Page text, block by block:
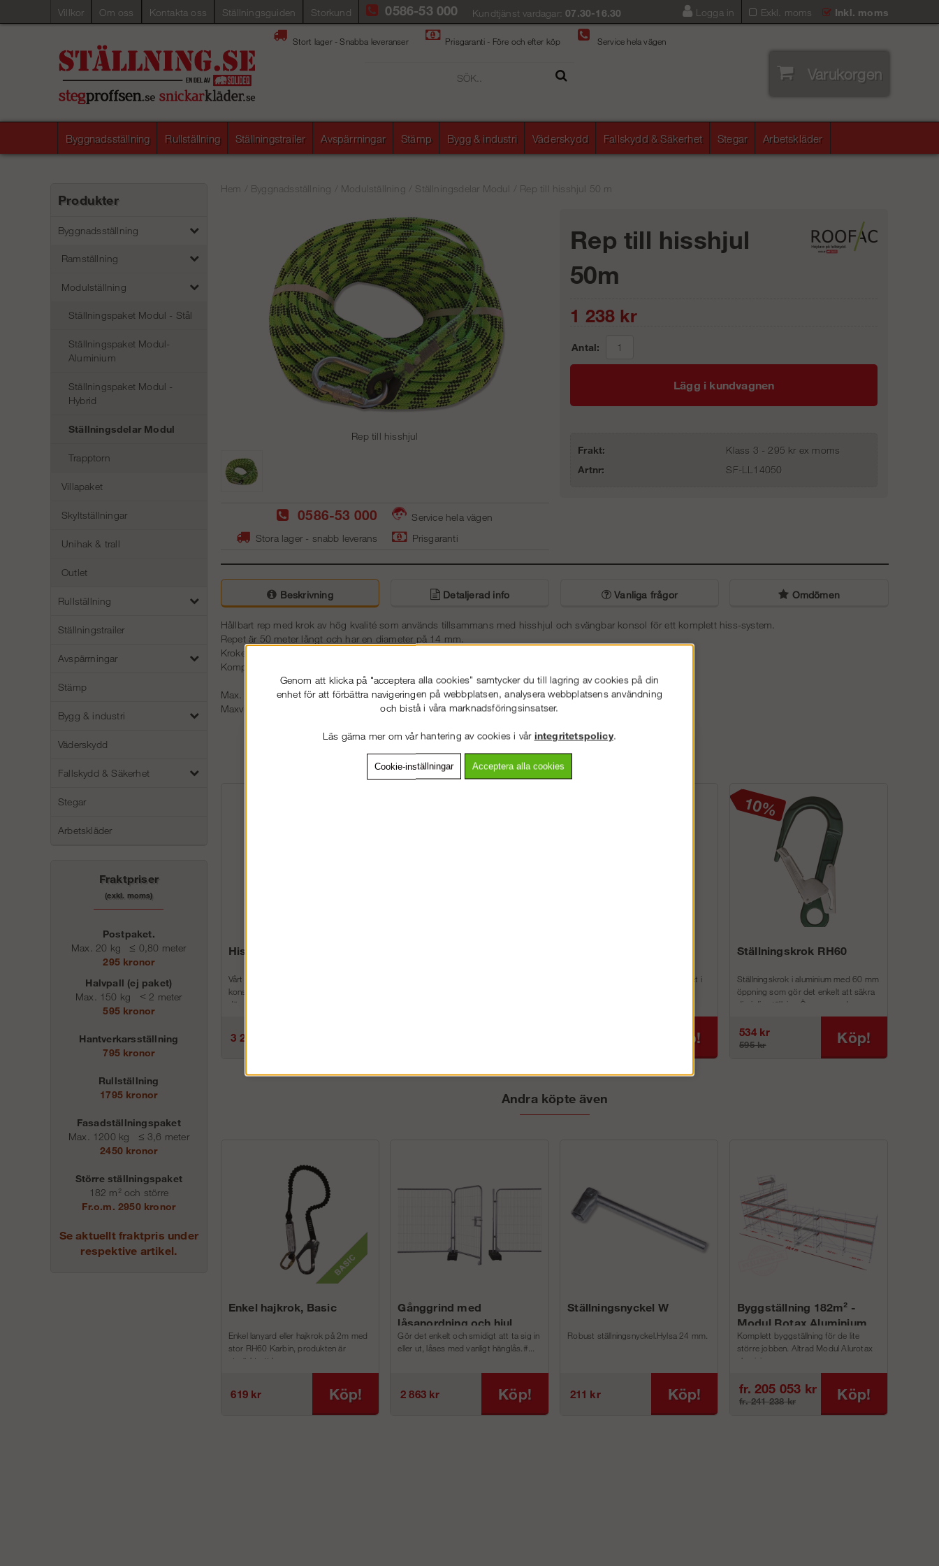
Villkor Om oss Kontakta oss Ställningsguiden Storkund Exkl. moms Inkl. moms
0586-53 000 Kundtjänst vardagar:07.30-16.30 Logga in
Stort lager - Snabba leveranser Prisgaranti - Före och efter köp Service hela vägen
Varukorgen
Byggnadsställning Rullställning Ställningstrailer Avspärrningar Stämp Bygg & industri Väderskydd Fallskydd & Säkerhet Stegar Arbetskläder
Produkter
Byggnadsställning
Ramställning
Modulställning
Ställningspaket Modul - Stål
Ställningspaket Modul-
Aluminium
Ställningspaket Modul -
Hybrid
Ställningsdelar Modul
Trapptorn
Villapaket
Skyltställningar
Unihak & trall
Outlet
Rullställning
Ställningstrailer
Avspärrningar
Stämp
Bygg & industri
Väderskydd
Fallskydd & Säkerhet
Stegar
Arbetskläder
Fraktpriser
(exkl. moms)
Postpaket.
Max. 20 kg
≤ 0,80 meter
295 kronor
Halvpall (ej paket)
Max. 150 kg < 2 meter
595 kronor
Hantverkarsställning
795 kronor
Rullställning
1795 kronor
Fasadställningspaket
Max. 1200 kg
≤ 3,6 meter
2450 kronor
Större ställningspaket
182 m² och större
Fr.o.m. 2950 kronor
Se aktuellt fraktpris under
respektive artikel.
Hem Byggnadsställning Modulställning Ställningsdelar Modul Rep till hisshjul 50 m
Rep till hisshjul
0586-53 000
Service hela vägen
Stora lager - snabb leverans
Prisgaranti
Rep till hisshjul
50m
1 238 kr
Antal:
Lägg i kundvagnen
Frakt:
Klass 3 - 295 kr ex moms
Artnr:
SF-LL14050
Beskrivning Detaljerad info Vanliga frågor Omdömen
Hållbart rep med krok av hög kvalité som används tillsammans med hisshjul ochsvängbar konsol för ett komplett hiss-system.
Repet är 50 meter långt och har en diameter på 14 mm.
Kroken är låsbar och har en öppning på 18 mm.
Komponenterna till hiss-systemet passar både till våra ram- och modulställningar.
Max. brottgräns för repet är 3 925 kg.
Maxvikten för material som hissas i hisshjulet är 150 kg.
Tillbehör
Hiss-system komplett
Vårt hiss-system innehåller svängbar
konsol, hisshjul, rep & smidig väska
där du kan förvara exempelvis rep o...
3 238 kr
Konsolen gör att du får ut hisshjulet i
Köp!
Ställningskrok RH60
Ställningskrok i aluminium med 60 mm
öppning som gör det enkelt att säkra
dig i din ställning.Öppnas med
534 kr
595 kr Köp!
Andra köpte även
Enkel hajkrok, Basic
Enkel lanyard eller hajkrok på 2m med
stor RH60 Karbin, produkten är
utmärkt att ha...
619 kr Köp!
Gånggrind med
låsanordning och hjul
Gör det enkelt och smidigt att ta sig in
eller ut, låses med vanligt hänglås.#...
2 863 kr Köp!
Ställningsnyckel W
Robust ställningsnyckel.Hylsa 24 mm.
211 kr Köp!
Byggställning 182m² -
Modul Rotax Aluminium
Komplett byggställning för de lite
större jobben. Altrad Modul Alurotax
aluminium p...
fr. 205 053 kr
fr. 241 238 kr Köp!
Genom att klicka på "acceptera alla cookies" samtycker du till lagring av cookies på din
enhet för att förbättra navigeringen på webbplatsen, analysera webbplatsens användning
och bistå i våra marknadsföringsinsatser.
Läs gärna mer om vår hantering av cookies i vår integritetspolicy.
Cookie-inställningar Acceptera alla cookies